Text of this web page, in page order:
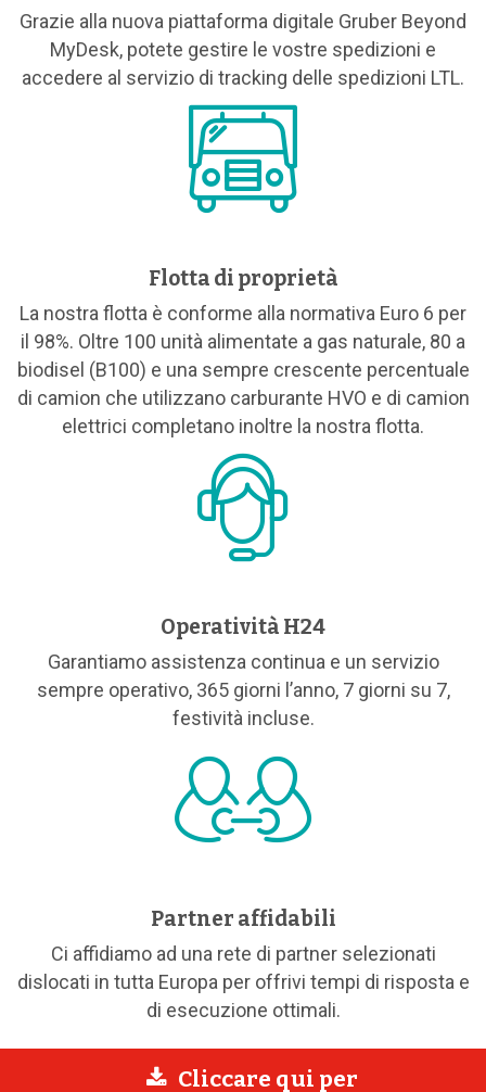
Grazie alla nuova piattaforma digitale Gruber Beyond
MyDesk, potete gestire le vostre spedizioni e
accedere al servizio di tracking delle spedizioni LTL.
Flotta di proprietà
La nostra flotta è conforme alla normativa Euro 6 per
il 98%. Oltre 100 unità alimentate a gas naturale, 80 a
biodisel (B100) e una sempre crescente percentuale
di camion che utilizzano carburante HVO e di camion
elettrici completano inoltre la nostra flotta.
Operatività H24
Garantiamo assistenza continua e un servizio
sempre operativo, 365 giorni l’anno, 7 giorni su 7,
festività incluse.
Partner affidabili
Ci affidiamo ad una rete di partner selezionati
dislocati in tutta Europa per offrivi tempi di risposta e
di esecuzione ottimali.
Cliccare qui per